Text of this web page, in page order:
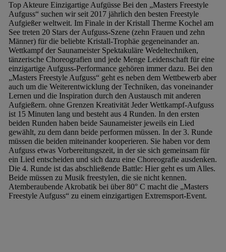
Top Akteure Einzigartige Aufgüsse Bei den „Masters Freestyle
Aufguss“ suchen wir seit 2017 jährlich den besten Freestyle
Aufgießer weltweit. Im Finale in der Kristall Therme Kochel am
See treten 20 Stars der Aufguss-Szene (zehn Frauen und zehn
Männer) für die beliebte Kristall-Trophäe gegeneinander an.
Wettkampf der Saunameister Spektakuläre Wedeltechniken,
tänzerische Choreografien und jede Menge Leidenschaft für eine
einzigartige Aufguss-Performance gehören immer dazu. Bei den
„Masters Freestyle Aufguss“ geht es neben dem Wettbewerb aber
auch um die Weiterentwicklung der Techniken, das voneinander
Lernen und die Inspiration durch den Austausch mit anderen
Aufgießern. ohne Grenzen Kreativität Jeder Wettkampf-Aufguss
ist 15 Minuten lang und besteht aus 4 Runden. In den ersten
beiden Runden haben beide Saunameister jeweils ein Lied
gewählt, zu dem dann beide performen müssen. In der 3. Runde
müssen die beiden miteinander kooperieren. Sie haben vor dem
Aufguss etwas Vorbereitungszeit, in der sie sich gemeinsam für
ein Lied entscheiden und sich dazu eine Choreografie ausdenken.
Die 4. Runde ist das abschließende Battle: Hier geht es um Alles.
Beide müssen zu Musik freestylen, die sie nicht kennen.
Atemberaubende Akrobatik bei über 80° C macht die „Masters
Freestyle Aufguss“ zu einem einzigartigen Extremsport-Event.